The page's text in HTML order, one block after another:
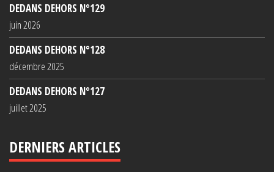
DEDANS DEHORS N°129
juin 2026
DEDANS DEHORS N°128
décembre 2025
DEDANS DEHORS N°127
juillet 2025
DERNIERS ARTICLES